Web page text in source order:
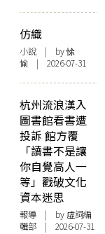
仿織
小說 | by 悇
愉 | 2026-07-31
杭州流浪漢入
圖書館看書遭
投訴 館方覆
「讀書不是讓
你自覺高人一
等」戳破文化
資本迷思
報導 | by 虛詞編
輯部 | 2026-07-31